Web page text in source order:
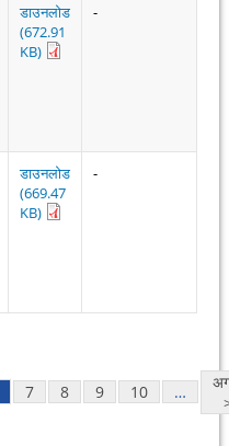
डाउनलोड
(672.91
KB)
-
डाउनलोड
(669.47
KB)
-
7 8 9 10 …